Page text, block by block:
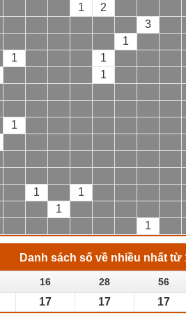
1 2
3
1
1 1
1
1
1 1
1
1
Danh sách số về nhiều nhất từ
16 28 56
17 17 17